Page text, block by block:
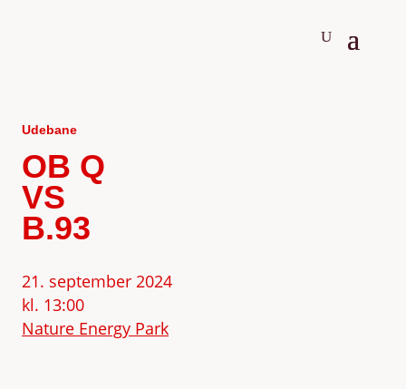
Udebane
OB Q
VS
B.93
21. september 2024
kl. 13:00
Nature Energy Park